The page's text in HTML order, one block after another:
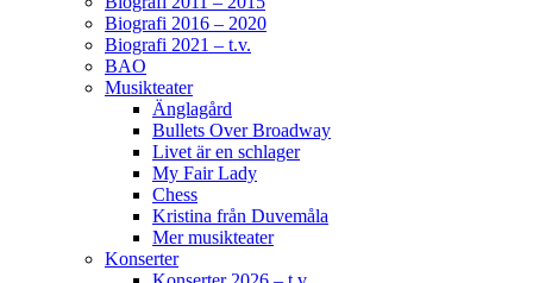
Biografi 2016 – 2020
Biografi 2021 – t.v.
BAO
Musikteater
Änglagård
Bullets Over Broadway
Livet är en schlager
My Fair Lady
Chess
Kristina från Duvemåla
Mer musikteater
Konserter